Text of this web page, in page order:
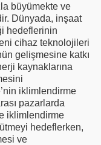
büyümekte ve
Dünyada, inşaat
hedeflerinin
cihaz teknolojileri
gelişmesine katkı
kaynaklarına
iklimlendirme
pazarlarda
iklimlendirme
hedeflerken,
ve